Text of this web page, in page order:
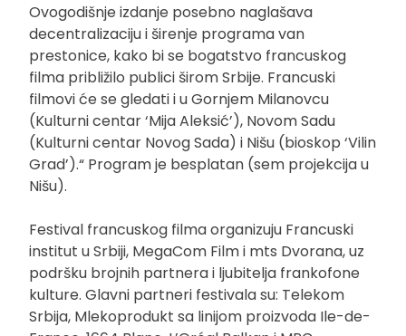
Ovogodišnje izdanje posebno naglašava
decentralizaciju i širenje programa van
prestonice, kako bi se bogatstvo francuskog
filma približilo publici širom Srbije. Francuski
filmovi će se gledati i u Gornjem Milanovcu
(Kulturni centar ‘Mija Aleksić’), Novom Sadu
(Kulturni centar Novog Sada) i Nišu (bioskop ‘Vilin
Grad’).“ Program je besplatan (sem projekcija u
Nišu).
Festival francuskog filma organizuju Francuski
institut u Srbiji, MegaCom Film i mts Dvorana, uz
podršku brojnih partnera i ljubitelja frankofone
kulture. Glavni partneri festivala su: Telekom
Srbija, Mlekoprodukt sa linijom proizvoda Ile-de-